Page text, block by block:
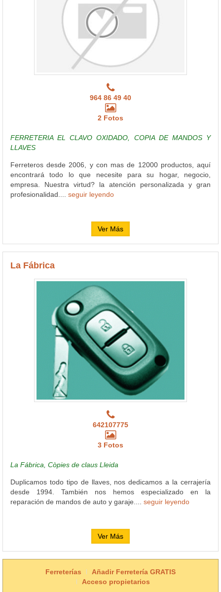
964 86 49 40
2 Fotos
FERRETERIA EL CLAVO OXIDADO, COPIA DE MANDOS Y
LLAVES
Ferreteros desde 2006, y con mas de 12000 productos, aquí
encontrará todo lo que necesite para su hogar, negocio,
empresa. Nuestra virtud? la atención personalizada y gran
profesionalidad.... seguir leyendo
Ver Más
La Fábrica
642107775
3 Fotos
La Fábrica, Còpies de claus Lleida
Duplicamos todo tipo de llaves, nos dedicamos a la cerrajería
desde 1994. También nos hemos especializado en la
reparación de mandos de auto y garaje.... seguir leyendo
Ver Más
Ferreterías
Añadir Ferretería GRATIS
Acceso propietarios